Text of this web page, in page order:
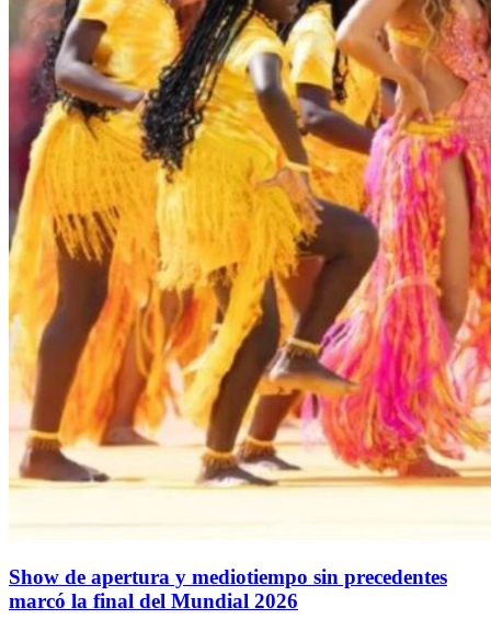
Show de apertura y mediotiempo sin precedentes
marcó la final del Mundial 2026